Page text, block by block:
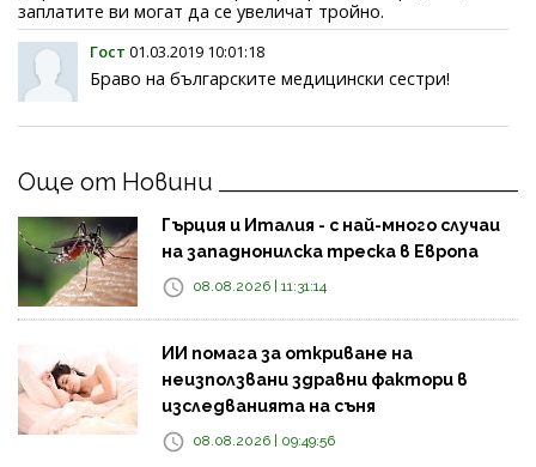
заплатите ви могат да се увеличат тройно.
Гост 01.03.2019 10:01:18
Браво на българските медицински сестри!
Още от Новини
Гърция и Италия - с най-много случаи
на западнонилска треска в Европа
08.08.2026 | 11:31:14
ИИ помага за откриване на
неизползвани здравни фактори в
изследванията на съня
08.08.2026 | 09:49:56